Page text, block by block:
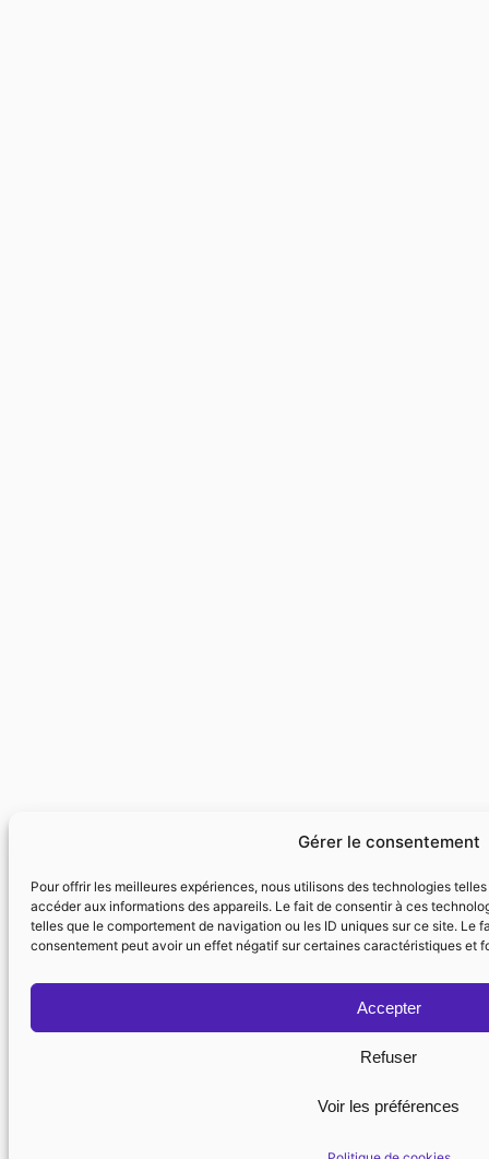
Gérer le consentement
Pour offrir les meilleures expériences, nous utilisons des technologies
accéder aux informations des appareils. Le fait de consentir à ces
telles que le comportement de navigation ou les ID uniques sur ce site. Le
consentement peut avoir un effet négatif sur certaines caractéristiques et
Accepter
Refuser
Voir les préférences